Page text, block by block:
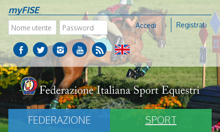
myFISE
Accedi Registrati
FEDERAZIONE
SPORT